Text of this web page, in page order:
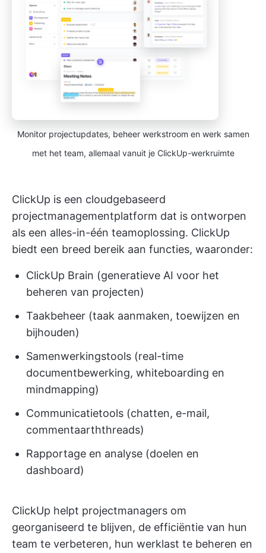
Monitor projectupdates, beheer werkstroom en werk samen
met het team, allemaal vanuit je ClickUp-werkruimte
ClickUp is een cloudgebaseerd
projectmanagementplatform dat is ontworpen
als een alles-in-één teamoplossing. ClickUp
biedt een breed bereik aan functies, waaronder:
ClickUp Brain (generatieve AI voor het
beheren van projecten)
Taakbeheer (taak aanmaken, toewijzen en
bijhouden)
Samenwerkingstools (real-time
documentbewerking, whiteboarding en
mindmapping)
Communicatietools (chatten, e-mail,
commentaarththreads)
Rapportage en analyse (doelen en
dashboard)
ClickUp helpt projectmanagers om
georganiseerd te blijven, de efficiëntie van hun
team te verbeteren, hun werklast te beheren en